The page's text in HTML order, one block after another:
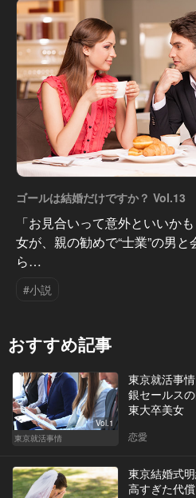
ゴールは結婚だけですか？ Vol.13
「お見合いって意外といいか
女が、親の勧めで“士業”の男と
ら…
#小説
おすすめ記事
Vol.1
東京就活事情
東京就活事
銀セールス
東大卒美女
恋愛
東京結婚式
高すぎた代償